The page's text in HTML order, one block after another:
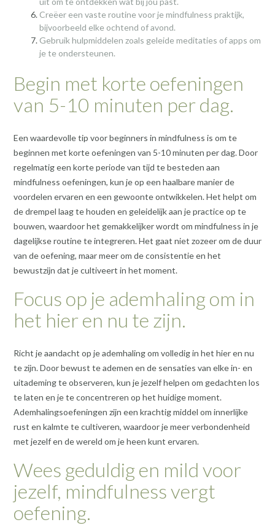
Creëer een vaste routine voor je mindfulness praktijk,
bijvoorbeeld elke ochtend of avond.
Gebruik hulpmiddelen zoals geleide meditaties of apps om
je te ondersteunen.
Begin met korte oefeningen
van 5-10 minuten per dag.
Een waardevolle tip voor beginners in mindfulness is om te
beginnen met korte oefeningen van 5-10 minuten per dag. Door
regelmatig een korte periode van tijd te besteden aan
mindfulness oefeningen, kun je op een haalbare manier de
voordelen ervaren en een gewoonte ontwikkelen. Het helpt om
de drempel laag te houden en geleidelijk aan je practice op te
bouwen, waardoor het gemakkelijker wordt om mindfulness in je
dagelijkse routine te integreren. Het gaat niet zozeer om de duur
van de oefening, maar meer om de consistentie en het
bewustzijn dat je cultiveert in het moment.
Focus op je ademhaling om in
het hier en nu te zijn.
Richt je aandacht op je ademhaling om volledig in het hier en nu
te zijn. Door bewust te ademen en de sensaties van elke in- en
uitademing te observeren, kun je jezelf helpen om gedachten los
te laten en je te concentreren op het huidige moment.
Ademhalingsoefeningen zijn een krachtig middel om innerlijke
rust en kalmte te cultiveren, waardoor je meer verbondenheid
met jezelf en de wereld om je heen kunt ervaren.
Wees geduldig en mild voor
jezelf, mindfulness vergt
oefening.